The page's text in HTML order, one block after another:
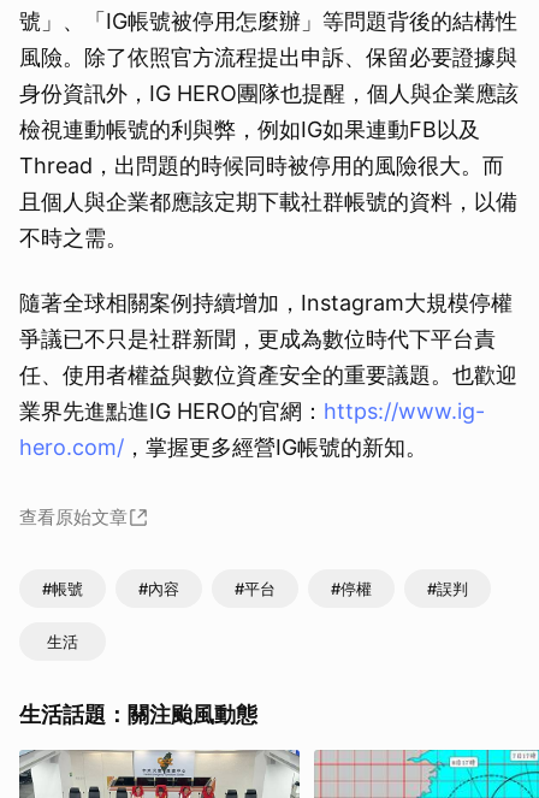
號」、「IG帳號被停用怎麼辦」等問題背後的結構性
風險。除了依照官方流程提出申訴、保留必要證據與
身份資訊外，IG HERO團隊也提醒，個人與企業應該
檢視連動帳號的利與弊，例如IG如果連動FB以及
Thread，出問題的時候同時被停用的風險很大。而
且個人與企業都應該定期下載社群帳號的資料，以備
不時之需。
隨著全球相關案例持續增加，Instagram大規模停權
爭議已不只是社群新聞，更成為數位時代下平台責
任、使用者權益與數位資產安全的重要議題。也歡迎
業界先進點進IG HERO的官網： https://www.ig-
hero.com/ ，掌握更多經營IG帳號的新知。
查看原始文章
#帳號 #內容 #平台 #停權 #誤判
生活
生活話題：關注颱風動態